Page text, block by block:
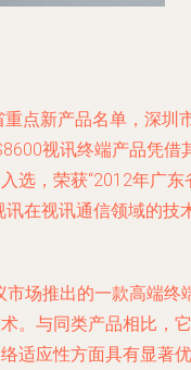
点新产品名单，深圳
视讯终端产品凭借
选，荣获“2012年广东
讯在视讯通信领域的技
市场推出的一款高端终
。与同类产品相比，它
适应性方面具有显著优